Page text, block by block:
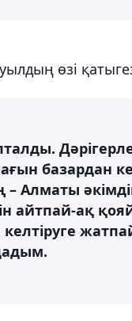
өзі
базардан
– Алматы
айтпай-ақ